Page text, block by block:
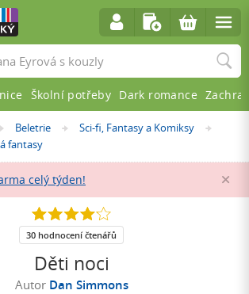
»Beletrie »Sci-fi, Fantasy a Komiksy »
fantasy
celý týden!
Děti noci
Autor Dan Simmons
4.1
5
hvězdiček
30 hodnocení čtenářů
Školní potřeby Dark romance